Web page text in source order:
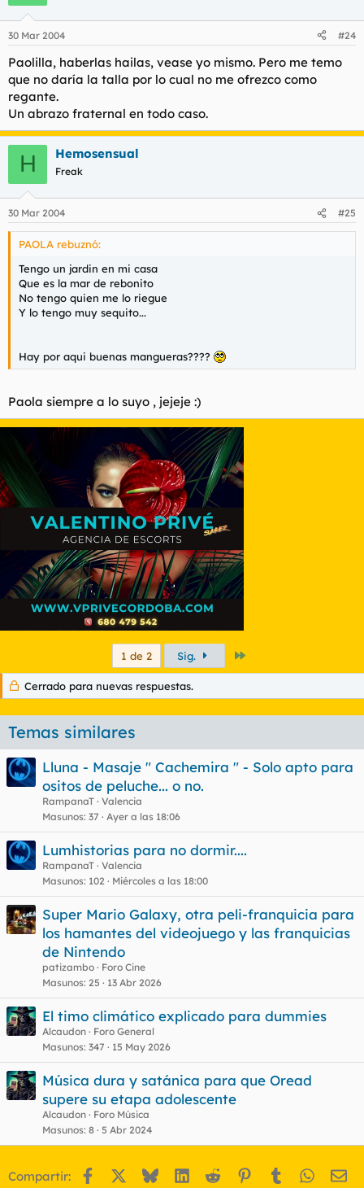
30 Mar 2004 #24
Paolilla, haberlas hailas, vease yo mismo. Pero me temo
que no daría la talla por lo cual no me ofrezco como
regante.
Un abrazo fraternal en todo caso.
H Hemosensual
Freak
30 Mar 2004 #25
PAOLA rebuznó:
Tengo un jardin en mi casa
Que es la mar de rebonito
No tengo quien me lo riegue
Y lo tengo muy sequito...
Hay por aqui buenas mangueras????
Paola siempre a lo suyo , jejeje :)
1 de 2 Sig.
Cerrado para nuevas respuestas.
Temas similares
Lluna - Masaje " Cachemira " - Solo apto para
ositos de peluche... o no.
RampanaT Valencia
Masunos 37 Ayer a las 18:06
Lumhistorias para no dormir....
RampanaT Valencia
Masunos 102 Miércoles a las 18:00
Super Mario Galaxy, otra peli-franquicia para
los hamantes del videojuego y las franquicias
de Nintendo
patizambo
Foro Cine
Masunos 25 13 Abr 2026
El timo climático explicado para dummies
Alcaudon
Foro General
Masunos 347 15 May 2026
Música dura y satánica para que Oread
supere su etapa adolescente
Alcaudon
Foro Música
Masunos 8 5 Abr 2024
Compartir: Facebook BlueskyLinkedIn
Reddit Pinterest
Tumblr